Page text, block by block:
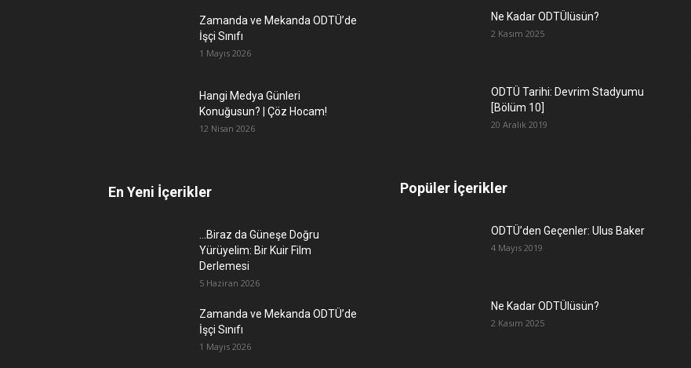
Zamanda ve Mekanda ODTÜ’de
İşçi Sınıfı
1 Mayıs 2026
Hangi Medya Günleri
Konuğusun? | Çöz Hocam!
12 Nisan 2026
En Yeni İçerikler
…Biraz da Güneşe Doğru
Yürüyelim: Bir Kuir Film
Derlemesi
5 Haziran 2026
Zamanda ve Mekanda ODTÜ’de
İşçi Sınıfı
1 Mayıs 2026
Ne Kadar ODTÜlüsün?
2 Kasım 2025
ODTÜ Tarihi: Devrim Stadyumu
[Bölüm 10]
20 Aralık 2019
Popüler İçerikler
ODTÜ’den Geçenler: Ulus Baker
4 Mayıs 2019
Ne Kadar ODTÜlüsün?
2 Kasım 2025